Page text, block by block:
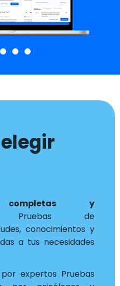
completas y
de
conocimientos y
a tus necesidades
expertos Pruebas